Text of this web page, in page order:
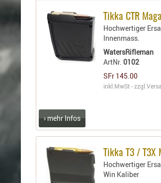
Tikka CTR
Hochwertiger
Innenmass.
WatersRifleman
ArtNr.0102
SFr 145.00
inkl.MwSt - zzgl.
› mehr Infos
Tikka T3 / T3X
Hochwertiger
Win Kaliber